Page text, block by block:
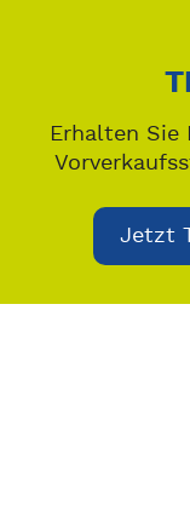
Erhalten Sie
Jetzt